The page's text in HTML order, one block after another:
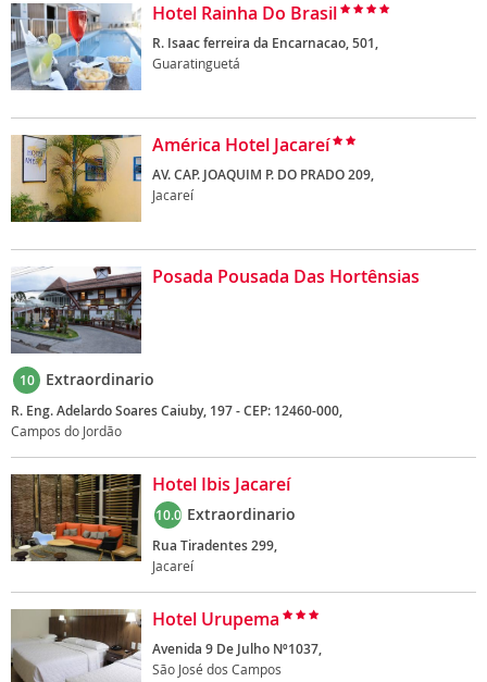
Hotel Rainha Do Brasil
R. Isaac ferreira da Encarnacao, 501,
Guaratinguetá
América Hotel Jacareí
AV. CAP. JOAQUIM P. DO PRADO 209,
Jacareí
Posada Pousada Das Hortênsias
10 Extraordinario
R. Eng. Adelardo Soares Caiuby, 197 - CEP: 12460-000,
Campos do Jordão
Hotel Ibis Jacareí
10.0 Extraordinario
Rua Tiradentes 299,
Jacareí
Hotel Urupema
Avenida 9 De Julho Nº1037,
São José dos Campos